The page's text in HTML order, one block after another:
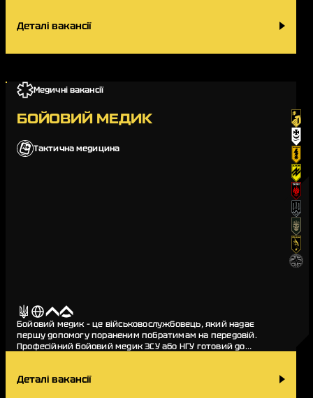
Деталі вакансії
Медичні вакансії
БОЙОВИЙ МЕДИК
Тактична медицина
Бойовий медик – це військовослужбовець, який надає
першу допомогу пораненим побратимам на передовій.
Професійний бойовий медик ЗСУ або НГУ готовий до
Деталі вакансії